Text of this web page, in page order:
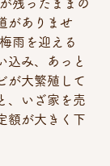
がありませ
雨を迎える
込み、あっと
が大繁殖して
、いざ家を売
額が大きく下